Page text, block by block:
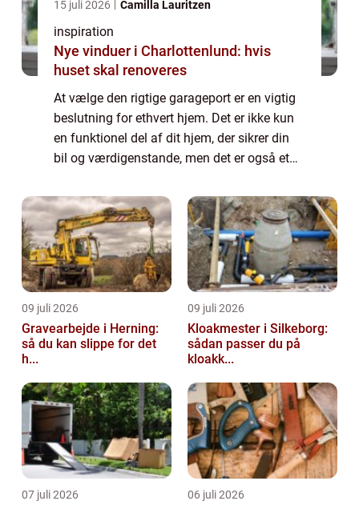
15 juli 2026 Camilla Lauritzen
inspiration
Nye vinduer i Charlottenlund: hvis
huset skal renoveres
At vælge den rigtige garageport er en vigtig
beslutning for ethvert hjem. Det er ikke kun
en funktionel del af dit hjem, der sikrer din
bil og værdigenstande, men det er også et
hjems udse...
09 juli 2026
Gravearbejde i Herning:
så du kan slippe for det
h...
09 juli 2026
Kloakmester i Silkeborg:
sådan passer du på
kloakk...
07 juli 2026 06 juli 2026